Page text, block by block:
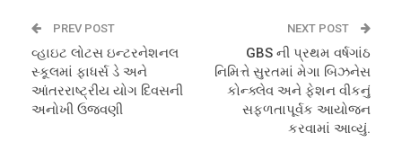
PREV POST
વ્હાઇટ લોટસ ઇન્ટરનેશનલ
સ્કૂલમાં ફાધર્સ ડે અને
આંતરરાષ્ટ્રીય યોગ દિવસની
અનોખી ઉજવણી
NEXT POST
GBS ની પ્રથમ વર્ષગાંઠ
નિમિત્તે સુરતમાં મેગા બિઝનેસ
કોન્ક્લેવ અને ફેશન વીકનું
સફળતાપૂર્વક આયોજન
કરવામાં આવ્યું.